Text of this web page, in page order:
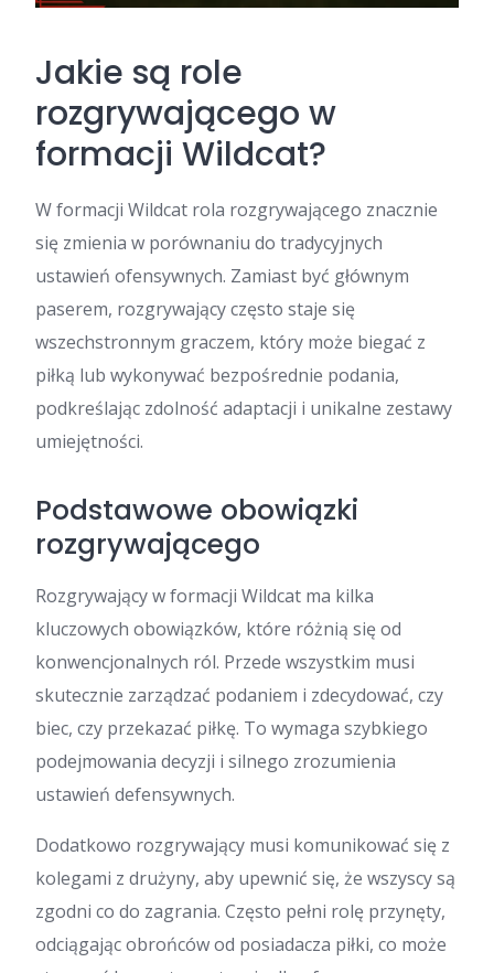
Jakie są role
rozgrywającego w
formacji Wildcat?
W formacji Wildcat rola rozgrywającego znacznie
się zmienia w porównaniu do tradycyjnych
ustawień ofensywnych. Zamiast być głównym
paserem, rozgrywający często staje się
wszechstronnym graczem, który może biegać z
piłką lub wykonywać bezpośrednie podania,
podkreślając zdolność adaptacji i unikalne zestawy
umiejętności.
Podstawowe obowiązki
rozgrywającego
Rozgrywający w formacji Wildcat ma kilka
kluczowych obowiązków, które różnią się od
konwencjonalnych ról. Przede wszystkim musi
skutecznie zarządzać podaniem i zdecydować, czy
biec, czy przekazać piłkę. To wymaga szybkiego
podejmowania decyzji i silnego zrozumienia
ustawień defensywnych.
Dodatkowo rozgrywający musi komunikować się z
kolegami z drużyny, aby upewnić się, że wszyscy są
zgodni co do zagrania. Często pełni rolę przynęty,
odciągając obrońców od posiadacza piłki, co może